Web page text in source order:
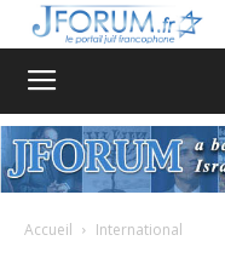
Accueil International